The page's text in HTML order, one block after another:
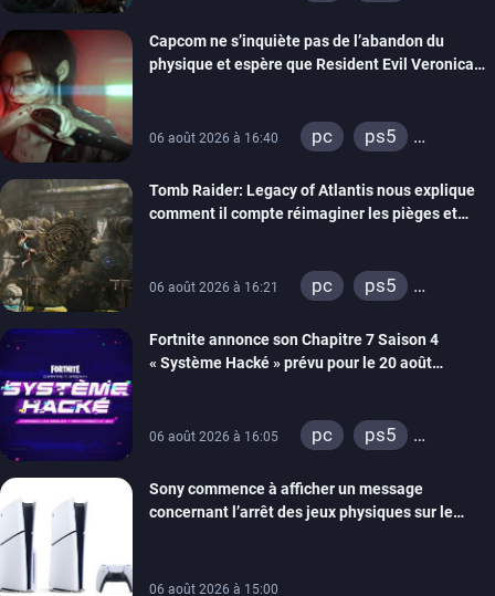
switch 2
Capcom ne s’inquiète pas de l’abandon du
physique et espère que Resident Evil Veronica
06 août 2026 à 16:40 pc
ps5
switch 2
Tomb Raider: Legacy of Atlantis nous explique
comment il compte réimaginer les pièges et
06 août 2026 à 16:21 pc
ps5
switch 2
Fortnite annonce son Chapitre 7 Saison 4
« Système Hacké » prévu pour le 20 août
06 août 2026 à 16:05 pc
ps5
switch
ios
android
ps4
Sony commence à afficher un message
concernant l’arrêt des jeux physiques sur le
06 août 2026 à 15:00